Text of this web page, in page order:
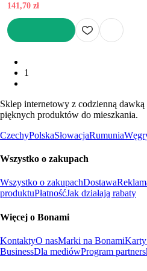
141,70 zł
1
Sklep internetowy z codzienną
pięknych produktów do mieszkania.
CzechyPolskaSłowacjaRumunia
Wszystko o zakupach
Wszystko o zakupachDostawa
produktuPłatnośćJak działają rabaty
Więcej o Bonami
KontaktyO nasMarki na Bonami
BusinessDla mediówProgram